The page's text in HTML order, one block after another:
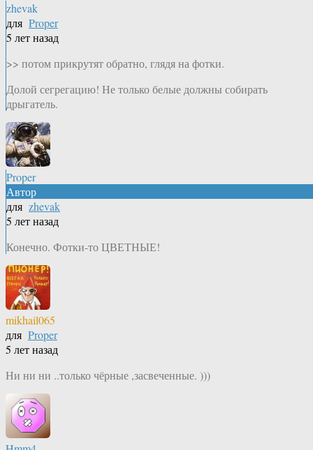
zhevak
для Proper
5 лет назад
>> потом прикрутят обратно, глядя на фотки.
Долой сегрегацию! Не только белые должны собирать
дрыгатель.
Proper
Автор
для zhevak
5 лет назад
Конечно. Фотки-то ЦВЕТНЫЕ!
mikhail065
для Proper
5 лет назад
Ни ни ни ..только чёрные ,засвеченные. )))